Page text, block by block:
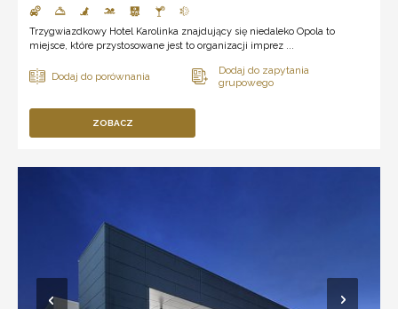
Trzygwiazdkowy Hotel Karolinka znajdujący się niedaleko Opola to
miejsce, które przystosowane jest to organizacji imprez ...
ZOBACZ